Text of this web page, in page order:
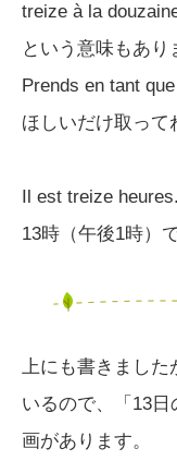
treize à la
という意味もあり
Prends en tant
ほしいだけ取って
Il est treize heures.
13時（午後1時）で
上にも書きました
いるので、「13
画があります。